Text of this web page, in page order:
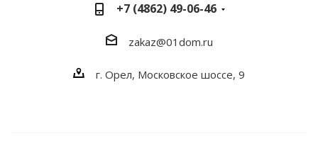
+7 (4862) 49-06-46
zakaz@01dom.ru
г. Орел, Московское шоссе, 9